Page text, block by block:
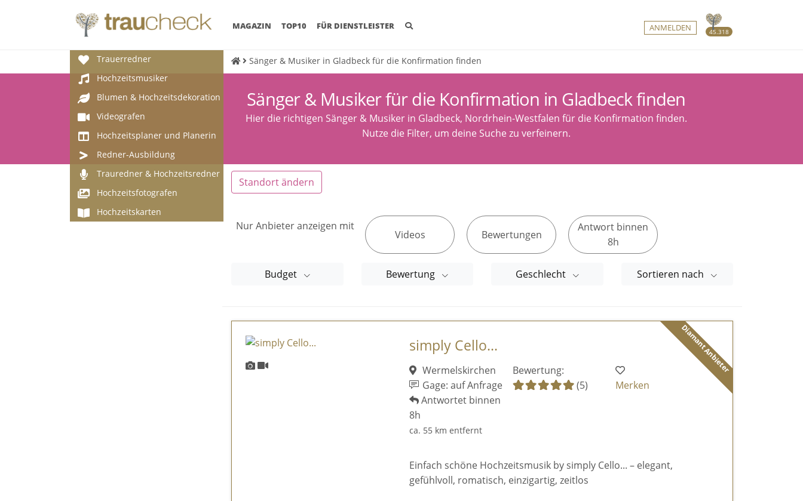
45.318
MAGAZIN (CURRENT)
TOP10 FÜR DIENSTLEISTER ANMELDEN
Trauerredner
Hochzeitsmusiker
Blumen & Hochzeitsdekoration
Videografen
Hochzeitsplaner und Planerin
Redner-Ausbildung
Trauredner & Hochzeitsredner
Hochzeitsfotografen
Hochzeitskarten
Sänger & Musiker in Gladbeck für die Konfirmation finden
Sänger & Musiker für die Konfirmation in Gladbeck finden
Hier die richtigen Sänger & Musiker in Gladbeck, Nordrhein-Westfalen für die Konfirmation finden.
Nutze die Filter, um deine Suche zu verfeinern.
Standort ändern
Nur Anbieter anzeigen mit
Videos Bewertungen
Antwort binnen
8h
Budget Bewertung Geschlecht Sortieren nach
Diamant Anbieter
simply Cello...
Wermelskirchen
Gage: auf Anfrage
Antwortet binnen
8h
ca. 55 km entfernt
Bewertung:
(5)
Merken
Einfach schöne Hochzeitsmusik by simply Cello... – elegant,
gefühlvoll, romatisch, einzigartig, zeitlos